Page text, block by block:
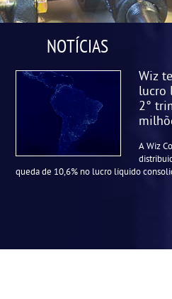
NOTÍCIAS
Wiz
lucro
2°
A Wiz
queda de 10,6% no lucro líquido